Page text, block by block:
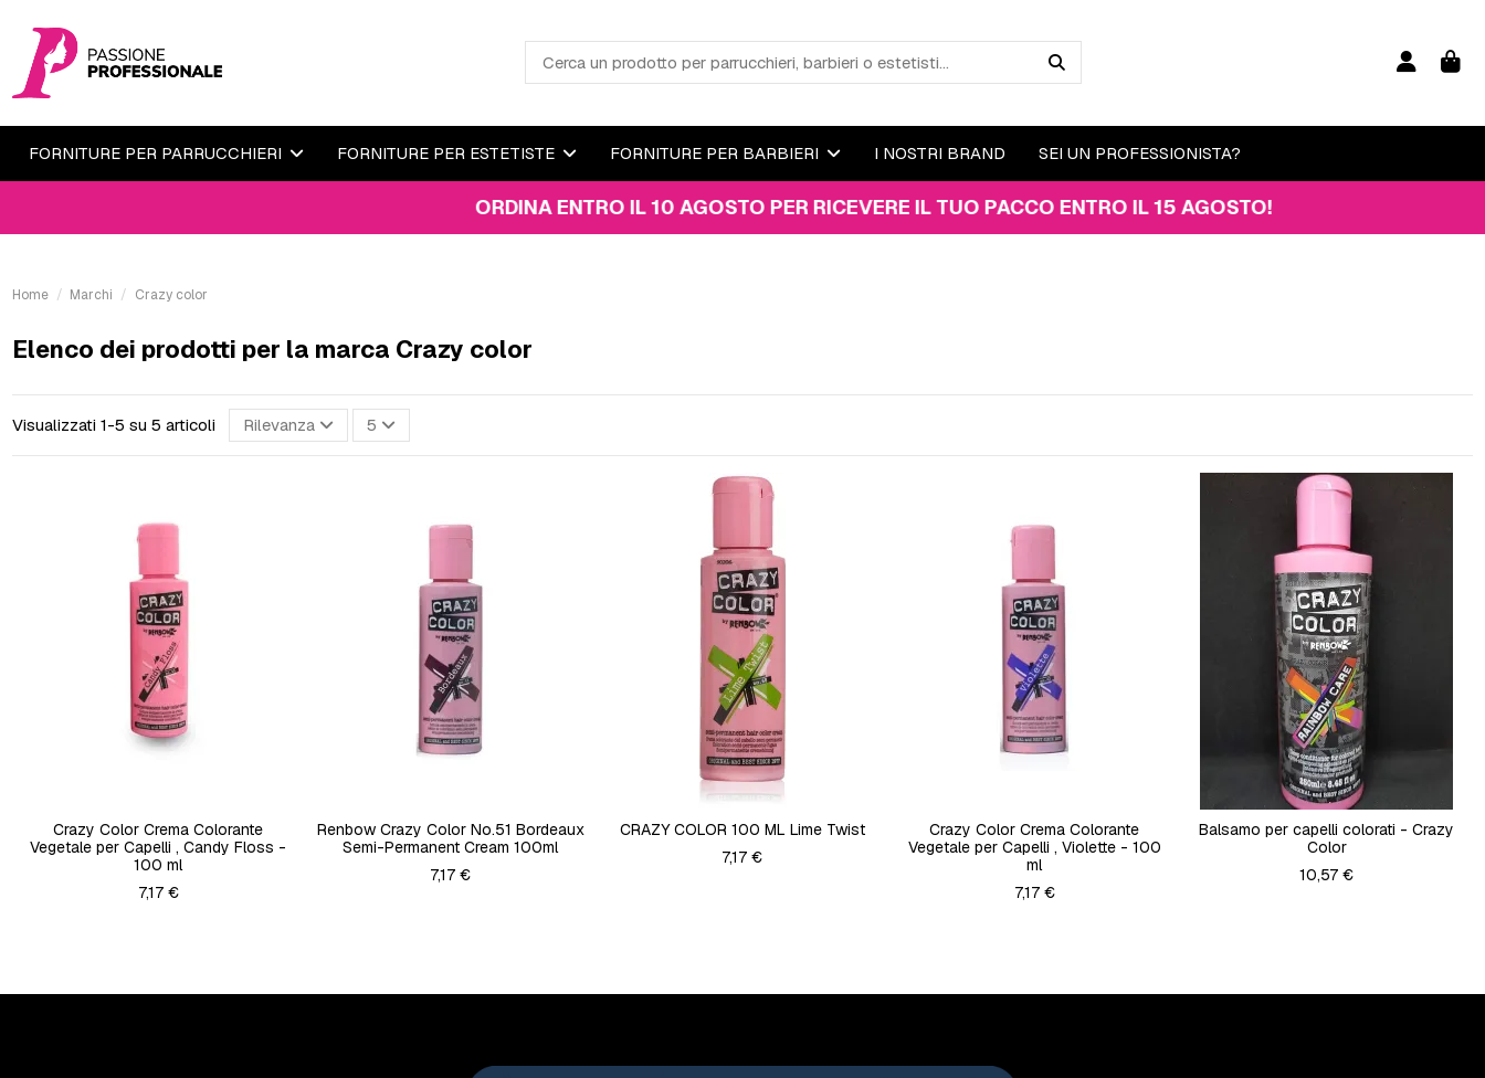
FORNITURE PER PARRUCCHIERI FORNITURE PER ESTETISTE FORNITURE PER BARBIERI I NOSTRI BRAND SEI UN PROFESSIONISTA?
ORDINA ENTRO IL 10 AGOSTO PER RICEVERE IL TUO PACCO ENTRO IL 15 AGOSTO!
Home Marchi Crazy color
Elenco dei prodotti per la marca Crazy color
Visualizzati 1-5 su 5 articoli Rilevanza 5
Crazy Color Crema Colorante
Vegetale per Capelli , Candy Floss -
100 ml
7,17 €
Renbow Crazy Color No.51 Bordeaux
Semi-Permanent Cream 100ml
7,17 €
CRAZY COLOR 100 ML Lime Twist
7,17 €
Crazy Color Crema Colorante
Vegetale per Capelli , Violette - 100
ml
7,17 €
Balsamo per capelli colorati - Crazy
Color
10,57 €